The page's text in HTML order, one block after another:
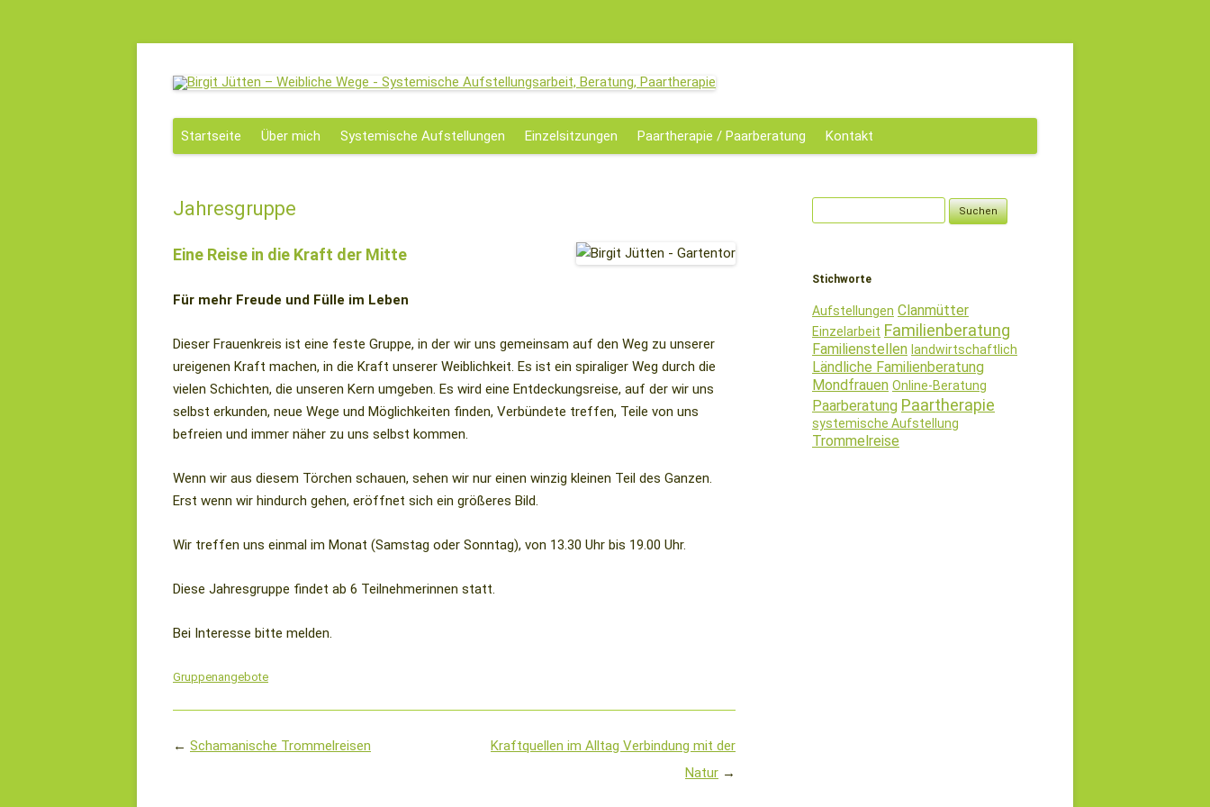
Birgit Jütten – Weibliche Wege
Systemische Aufstellungsarbeit, Beratung, Paartherapie
Zum
Inhalt
springen
Startseite Über mich Systemische Aufstellungen Einzelsitzungen Paartherapie / Paarberatung Kontakt
Jahresgruppe
Eine Reise in die Kraft der Mitte
Für mehr Freude und Fülle im Leben
Dieser Frauenkreis ist eine feste Gruppe, in der wir uns gemeinsam auf den Weg zu unserer
ureigenen Kraft machen, in die Kraft unserer Weiblichkeit. Es ist ein spiraliger Weg durch die
vielen Schichten, die unseren Kern umgeben. Es wird eine Entdeckungsreise, auf der wir uns
selbst erkunden, neue Wege und Möglichkeiten finden, Verbündete treffen, Teile von uns
befreien und immer näher zu uns selbst kommen.
Wenn wir aus diesem Törchen schauen, sehen wir nur einen winzig kleinen Teil des Ganzen.
Erst wenn wir hindurch gehen, eröffnet sich ein größeres Bild.
Wir treffen uns einmal im Monat (Samstag oder Sonntag), von 13.30 Uhr bis 19.00 Uhr.
Diese Jahresgruppe findet ab 6 Teilnehmerinnen statt.
Bei Interesse bitte melden.
Gruppenangebote
Beitragsnavigation
← Schamanische Trommelreisen
Kraftquellen im Alltag Verbindung mit der
Natur→
Stichworte
Aufstellungen Clanmütter
Einzelarbeit Familienberatung
Familienstellen landwirtschaftlich
Ländliche Familienberatung
Mondfrauen Online-Beratung
Paarberatung Paartherapie
systemische Aufstellung
Trommelreise